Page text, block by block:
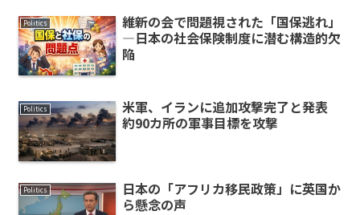
Politics
維新の会で問題視された「国保逃れ」
―日本の社会保険制度に潜む構造的欠
陥
Politics
米軍、イランに追加攻撃完了と発表
約90カ所の軍事目標を攻撃
Politics
日本の「アフリカ移民政策」に英国か
ら懸念の声